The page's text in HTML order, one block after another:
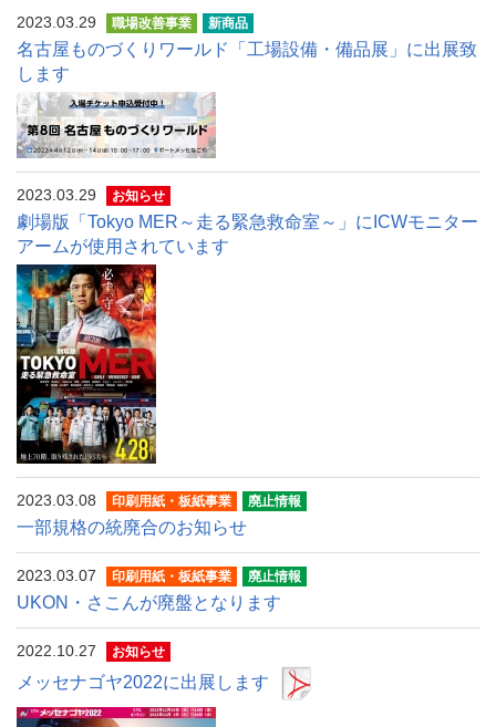
2023.03.29 職場改善事業 新商品
名古屋ものづくりワールド「工場設備・備品展」に出展致
します
2023.03.29 お知らせ
劇場版「Tokyo MER～走る緊急救命室～」にICWモニター
アームが使用されています
2023.03.08 印刷用紙・板紙事業 廃止情報
一部規格の統廃合のお知らせ
2023.03.07 印刷用紙・板紙事業 廃止情報
UKON・さこんが廃盤となります
2022.10.27 お知らせ
メッセナゴヤ2022に出展します